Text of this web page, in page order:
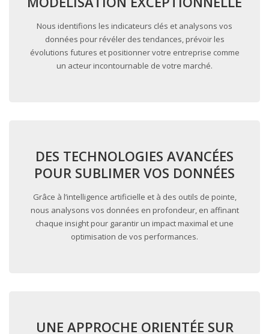
Nous identifions les indicateurs clés et analysons vos
données pour révéler des tendances, prévoir les
évolutions futures et positionner votre entreprise comme
un acteur incontournable de votre marché.
DES TECHNOLOGIES AVANCÉES
POUR SUBLIMER VOS DONNÉES
Grâce à l’intelligence artificielle et à des outils de pointe,
nous analysons vos données en profondeur, en affinant
chaque insight pour garantir un impact maximal et une
optimisation de vos performances.
UNE APPROCHE ORIENTÉE SUR